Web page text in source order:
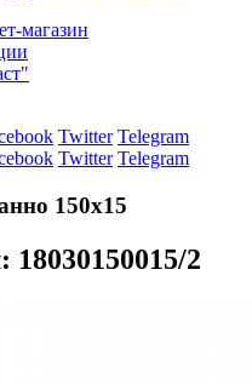
магазин
Twitter Telegram
Twitter Telegram
150х15
18030150015/2